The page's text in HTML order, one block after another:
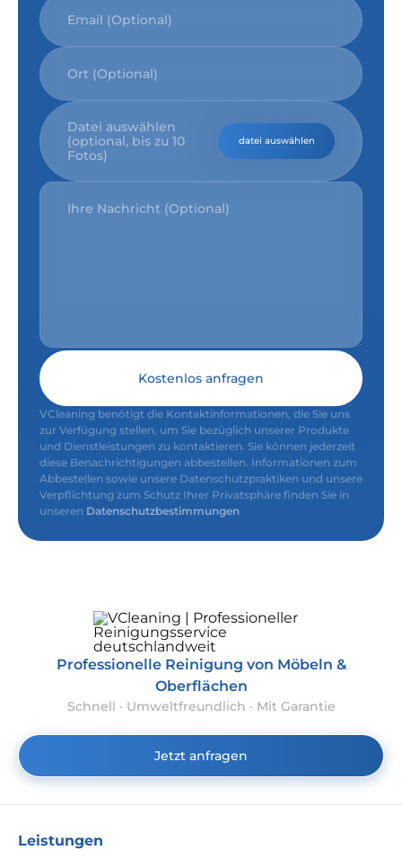
Datei auswählen
(optional, bis zu 10
Fotos)
datei auswählen
Kostenlos anfragen
VCleaning benötigt die Kontaktinformationen, die Sie uns
zur Verfügung stellen, um Sie bezüglich unserer Produkte
und Dienstleistungen zu kontaktieren. Sie können jederzeit
diese Benachrichtigungen abbestellen. Informationen zum
Abbestellen sowie unsere Datenschutzpraktiken und unsere
Verpflichtung zum Schutz Ihrer Privatsphäre finden Sie in
unseren Datenschutzbestimmungen
Professionelle Reinigung von Möbeln &
Oberflächen
Schnell · Umweltfreundlich · Mit Garantie
Jetzt anfragen
Leistungen